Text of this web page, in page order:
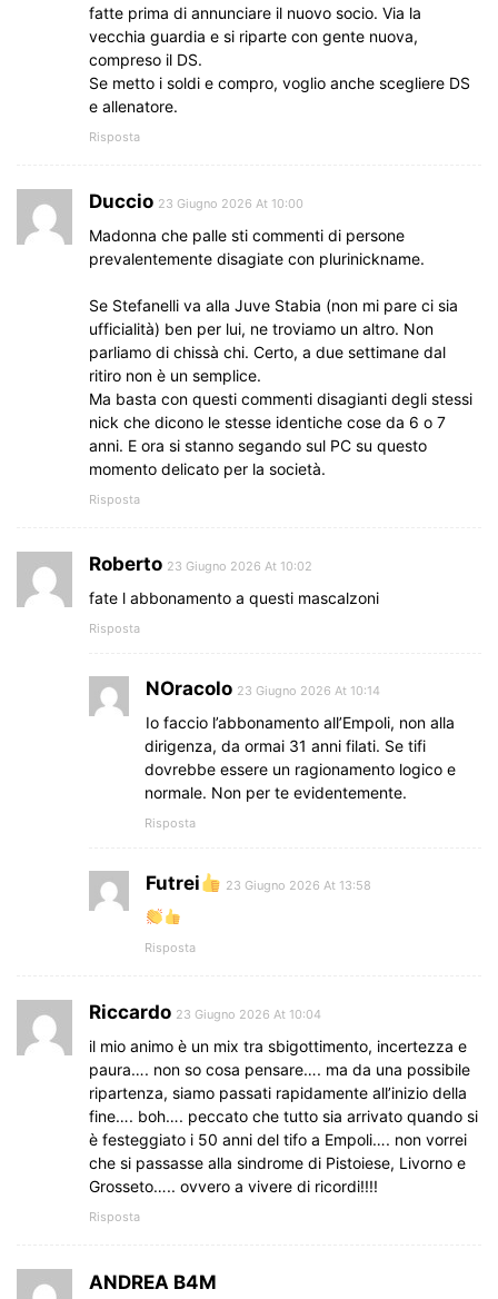
fatte prima di annunciare il nuovo socio. Via la
vecchia guardia e si riparte con gente nuova,
compreso il DS.
Se metto i soldi e compro, voglio anche scegliere DS
e allenatore.
Risposta
Duccio 23 Giugno 2026 At 10:00
Madonna che palle sti commenti di persone
prevalentemente disagiate con plurinickname.
Se Stefanelli va alla Juve Stabia (non mi pare ci sia
ufficialità) ben per lui, ne troviamo un altro. Non
parliamo di chissà chi. Certo, a due settimane dal
ritiro non è un semplice.
Ma basta con questi commenti disagianti degli stessi
nick che dicono le stesse identiche cose da 6 o 7
anni. E ora si stanno segando sul PC su questo
momento delicato per la società.
Risposta
Roberto 23 Giugno 2026 At 10:02
fate l abbonamento a questi mascalzoni
Risposta
NOracolo 23 Giugno 2026 At 10:14
Io faccio l’abbonamento all’Empoli, non alla
dirigenza, da ormai 31 anni filati. Se tifi
dovrebbe essere un ragionamento logico e
normale. Non per te evidentemente.
Risposta
Futrei 23 Giugno 2026 At 13:58
Risposta
Riccardo 23 Giugno 2026 At 10:04
il mio animo è un mix tra sbigottimento, incertezza e
paura…. non so cosa pensare…. ma da una possibile
ripartenza, siamo passati rapidamente all’inizio della
fine…. boh…. peccato che tutto sia arrivato quando si
è festeggiato i 50 anni del tifo a Empoli…. non vorrei
che si passasse alla sindrome di Pistoiese, Livorno e
Grosseto….. ovvero a vivere di ricordi!!!!
Risposta
ANDREA B4M